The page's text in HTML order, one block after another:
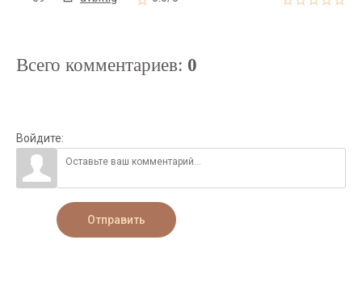
Всего комментариев: 0
Войдите:
Отправить